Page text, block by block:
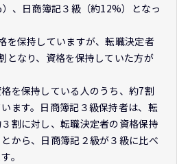
、日商簿記３級（約12%）となっ
を保持していますが、転職決定者
なり、資格を保持していた方が
を保持している人のうち、約7割
ます。日商簿記３級保持者は、転
割に対し、転職決定者の資格保持
から、日商簿記２級が３級に比べ
。